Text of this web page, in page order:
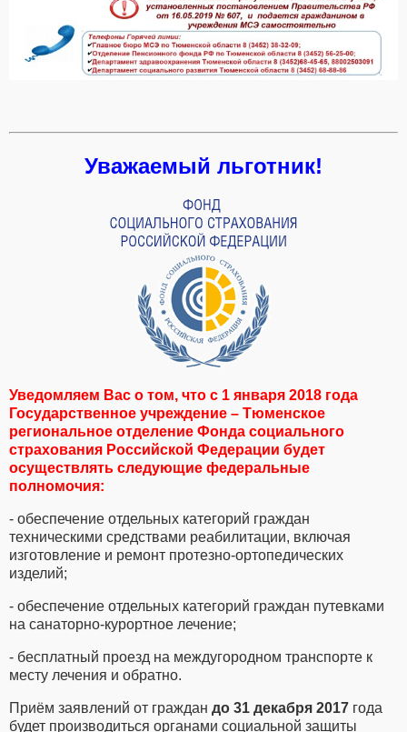
Уважаемый льготник!
Уведомляем Вас о том, что с 1 января 2018 года
Государственное учреждение – Тюменское
региональное отделение Фонда социального
страхования Российской Федерации будет
осуществлять следующие федеральные
полномочия:
- обеспечение отдельных категорий граждан
техническими средствами реабилитации, включая
изготовление и ремонт протезно-ортопедических
изделий;
- обеспечение отдельных категорий граждан путевками
на санаторно-курортное лечение;
- бесплатный проезд на междугородном транспорте к
месту лечения и обратно.
Приём заявлений от граждан до 31 декабря 2017 года
будет производиться органами социальной защиты